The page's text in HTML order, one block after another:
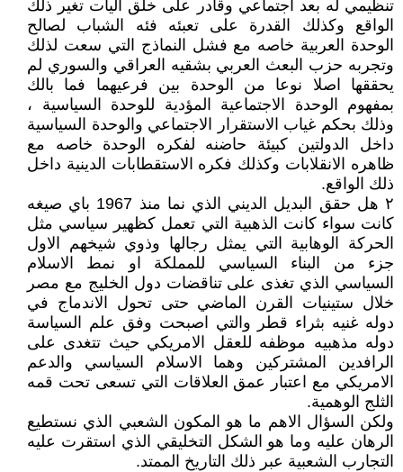
تنظيمي له بعد اجتماعي وقادر على خلق اليات تغير ذلك
الواقع وكذلك القدرة على تعبئه فئه الشباب لصالح
الوحدة العربية خاصه مع فشل النماذج التي سعت لذلك
وتجربه حزب البعث العربي بشقيه العراقي والسوري لم
يحققها اصلا نوعا من الوحدة بين فرعيهما فما بالك
بمفهوم الوحدة الاجتماعية المؤدية للوحدة السياسية ،
وذلك بحكم غياب الاستقرار الاجتماعي والوحدة السياسية
داخل الدولتين كبيئة حاضنه لفكره الوحدة خاصه مع
ظاهره الانقلابات وكذلك فكره الاستقطابات الدينية داخل
ذلك الواقع.
٢ هل حقق البديل الديني الذي نما منذ 1967 باي صيغه
كانت سواء كانت الذهبية التي تعمل كظهير سياسي مثل
الحركة الوهابية التي يمثل رجالها وذوي شيخهم الاول
جزء من البناء السياسي للمملكة او نمط الاسلام
السياسي الذي تغذى على تناقضات دول الخليج مع مصر
خلال ستينيات القرن الماضي حتى تحول الاندماج في
دوله غنيه بثراء قطر والتي اصبحت وفق علم السياسة
دوله مذهبيه موظفه للعقل الامريكي حيث تتغدى على
الرافدين المشتركين وهما الاسلام السياسي والدعم
الامريكي مع اعتبار عمق العلاقات التي تسعى تحت قمه
الثلج الوهمية.
ولكن السؤال الاهم ما هو المكون الشعبي الذي نستطيع
الرهان عليه وما هو الشكل التخليقي الذي استقرت عليه
التجارب الشعبية عبر ذلك التاريخ الممتد.